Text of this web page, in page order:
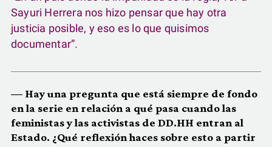
Sayuri Herrera nos hizo pensar que hay otra
justicia posible, y eso es lo que quisimos
documentar”.
— Hay una pregunta que está siempre de fondo
en la serie en relación a qué pasa cuando las
feministas y las activistas de DD.HH entran al
Estado. ¿Qué reflexión haces sobre esto a partir